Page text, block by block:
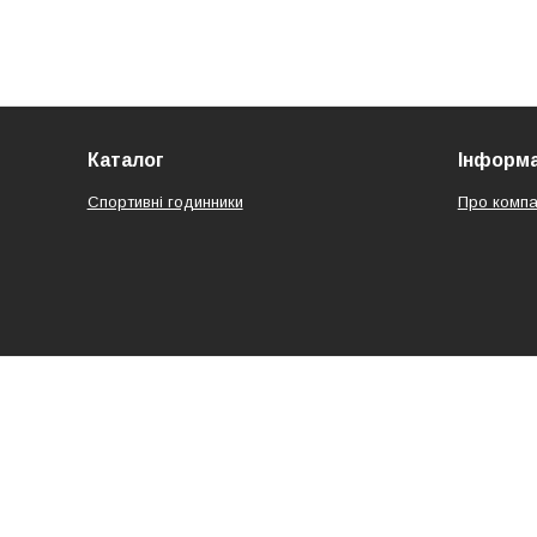
Каталог
Спортивні годинники Про